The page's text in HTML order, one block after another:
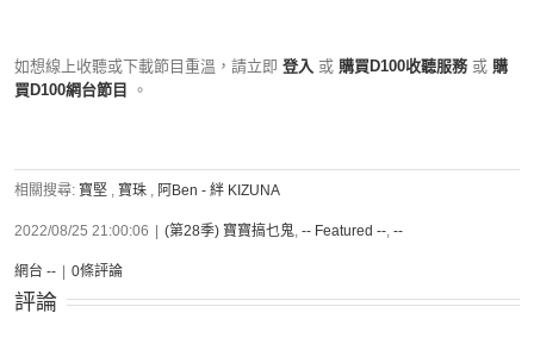
如想線上收聽或下載節目重溫，請立即 登入 或 購買D100收聽服務 或 購
買D100網台節目
。
相關搜尋: 寶堅 , 寶珠 , 阿Ben - 絆 KIZUNA
2022/08/25 21:00:06 (第28季) 寶寶搞乜鬼, -- Featured --, --
網台 -- 0條評論
評論